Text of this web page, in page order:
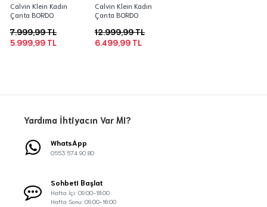
Calvin Klein Kadın
Çanta BORDO
5.999,99 TL
7.999,99 TL
Calvin Klein Kadın
Çanta BORDO
6.499,99 TL
12.999,99 TL
Yardıma İhtiyacın Var MI?
WhatsApp
0553 574 90 80
Sohbeti Başlat
Hafta İçi: 09:00-18:00
Hafta Sonu: 09:00-16:00